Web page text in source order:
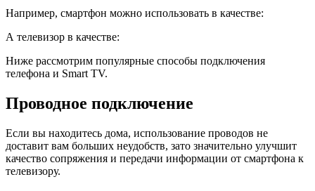
Например, смартфон можно использовать в качестве:
А телевизор в качестве:
Ниже рассмотрим популярные способы подключения
телефона и Smart TV.
Проводное подключение
Если вы находитесь дома, использование проводов не
доставит вам больших неудобств, зато значительно улучшит
качество сопряжения и передачи информации от смартфона к
телевизору.